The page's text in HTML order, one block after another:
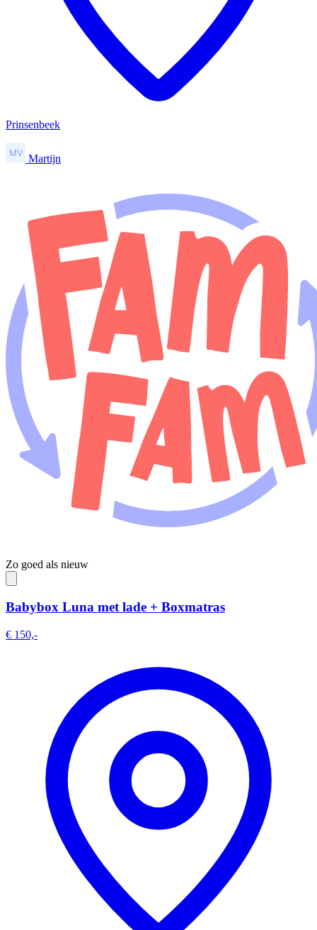
Prinsenbeek
Martijn
Zo goed als nieuw
Babybox Luna met lade + Boxmatras
€ 150,-